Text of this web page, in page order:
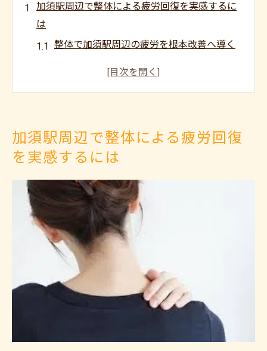
加須駅周辺で整体による疲労回復を実感するに
は
整体で加須駅周辺の疲労を根本改善へ導く
整体選びで日常疲労のリセットを実感しよ
う
加須駅エリアの整体活用で快適な毎日を実
整体で溜まった疲労を根本から見直す方法
整体による骨格調整で慢性疲労を根本見直
し
姿勢改善に強い整体で不調の原因を解消す
全身のバランスを整える整体の活用術とは
加須市おすすめ整体で身体の疲れを根本改
加須駅周辺で整体による疲労回復
を実感するには